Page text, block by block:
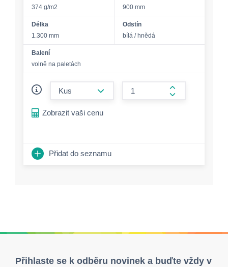
374 g/m2
900 mm
Délka
1.300 mm
Odstín
bílá / hnědá
Balení
volně na paletách
form.increase-
Zobrazit vaši cenu
Přidat do seznamu
Přihlaste se k odběru novinek a buďte vždy v